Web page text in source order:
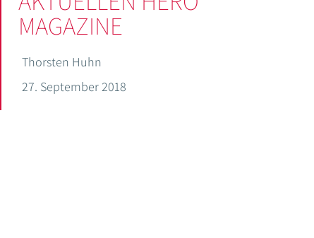
MAGAZINE
Thorsten Huhn
27. September 2018